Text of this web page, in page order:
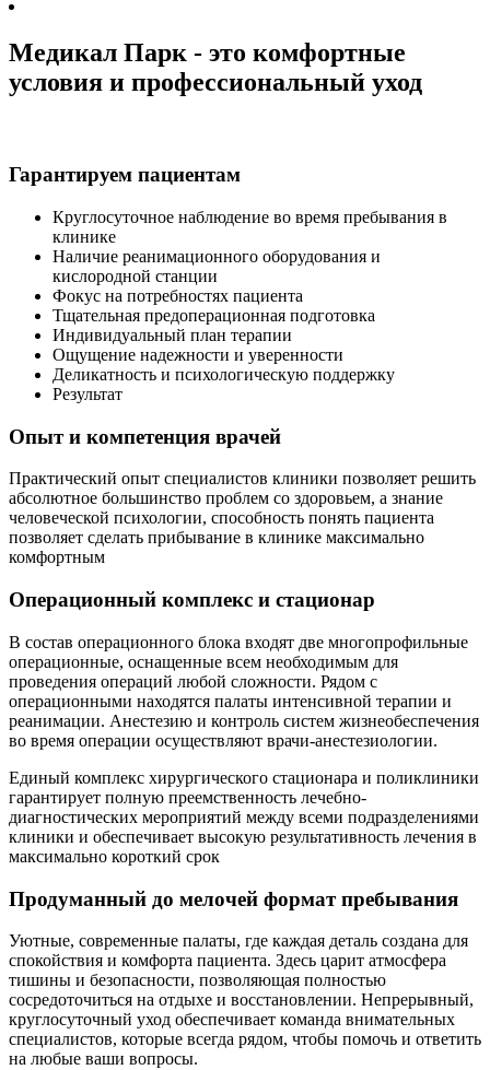
Медикал Парк - это комфортные
условия и профессиональный уход
Гарантируем пациентам
Круглосуточное наблюдение во время пребывания в
клинике
Наличие реанимационного оборудования и
кислородной станции
Фокус на потребностях пациента
Тщательная предоперационная подготовка
Индивидуальный план терапии
Ощущение надежности и уверенности
Деликатность и психологическую поддержку
Результат
Опыт и компетенция врачей
Практический опыт специалистов клиники позволяет решить
абсолютное большинство проблем со здоровьем, а знание
человеческой психологии, способность понять пациента
позволяет сделать прибывание в клинике максимально
комфортным
Операционный комплекс и стационар
В состав операционного блока входят две многопрофильные
операционные, оснащенные всем необходимым для
проведения операций любой сложности. Рядом с
операционными находятся палаты интенсивной терапии и
реанимации. Анестезию и контроль систем жизнеобеспечения
во время операции осуществляют врачи-анестезиологии.
Единый комплекс хирургического стационара и поликлиники
гарантирует полную преемственность лечебно-
диагностических мероприятий между всеми подразделениями
клиники и обеспечивает высокую результативность лечения в
максимально короткий срок
Продуманный до мелочей формат пребывания
Уютные, современные палаты, где каждая деталь создана для
спокойствия и комфорта пациента. Здесь царит атмосфера
тишины и безопасности, позволяющая полностью
сосредоточиться на отдыхе и восстановлении. Непрерывный,
круглосуточный уход обеспечивает команда внимательных
специалистов, которые всегда рядом, чтобы помочь и ответить
на любые ваши вопросы.